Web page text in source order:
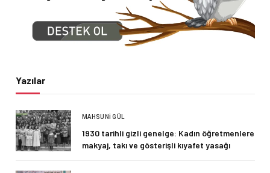
Yazılar
MAHSUNI GÜL
1930 tarihli gizli genelge: Kadın öğretmenlere
makyaj, takı ve gösterişli kıyafet yasağı